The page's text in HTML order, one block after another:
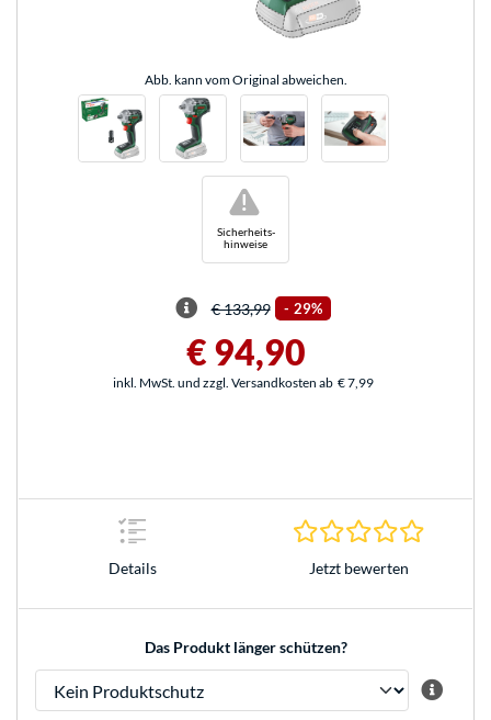
Abb. kann vom Original abweichen.
Sicherheits-
hinweise
!
€ 133,99 - 29%
€ 94,90
inkl. MwSt. und zzgl. Versandkosten ab € 7,99
Details Jetzt bewerten
Das Produkt länger schützen?